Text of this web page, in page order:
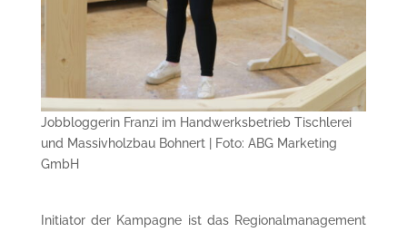
Jobbloggerin Franzi im Handwerksbetrieb Tischlerei
und Massivholzbau Bohnert | Foto: ABG Marketing
GmbH
Initiator der Kampagne ist das Regionalmanagement